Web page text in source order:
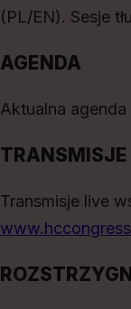
(PL/EN). Sesje
AGENDA
Aktualna
Transmisje live